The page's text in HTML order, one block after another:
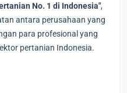
No. 1 di Indonesia",
antara perusahaan yang
para profesional yang
pertanian Indonesia.